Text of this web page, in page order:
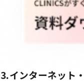
⒊インターネット